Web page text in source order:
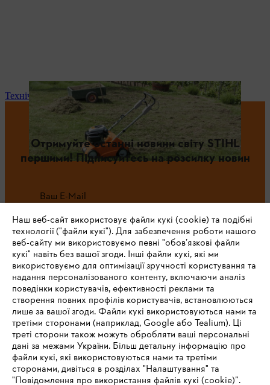
Технічне обслуговування та ремонт
Отримуйте останні новини світу STIHL
першими! Підписуйтесь на розсилку новин
Ваш E-Mail
Зареєструватись зараз
#STIHL
Наш веб-сайт використовує файли кукі (cookie) та подібні
технології ("файли кукі"). Для забезпечення роботи нашого
веб-сайту ми використовуємо певні "обов’язкові файли
кукі" навіть без вашої згоди. Інші файли кукі, які ми
використовуємо для оптимізації зручності користування та
надання персоналізованого контенту, включаючи аналіз
поведінки користувачів, ефективності реклами та
створення повних профілів користувачів, встановлюються
лише за вашої згоди. Файли кукі використовуються нами та
третіми сторонами (наприклад, Google або Tealium). Ці
треті сторони також можуть обробляти ваші персональні
дані за межами України. Більш детальну інформацію про
файли кукі, які використовуються нами та третіми
сторонами, дивіться в розділах "Налаштування" та
"Повідомлення про використання файлів кукі (cookie)”.